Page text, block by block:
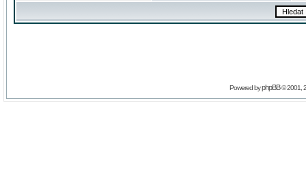
Powered byphpBB© 2001,